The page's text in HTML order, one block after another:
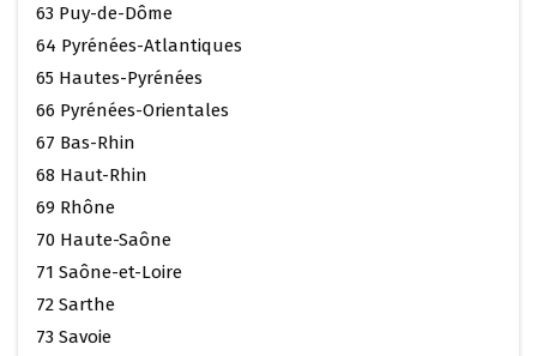
63 Puy-de-Dôme
64 Pyrénées-Atlantiques
65 Hautes-Pyrénées
66 Pyrénées-Orientales
67 Bas-Rhin
68 Haut-Rhin
69 Rhône
70 Haute-Saône
71 Saône-et-Loire
72 Sarthe
73 Savoie